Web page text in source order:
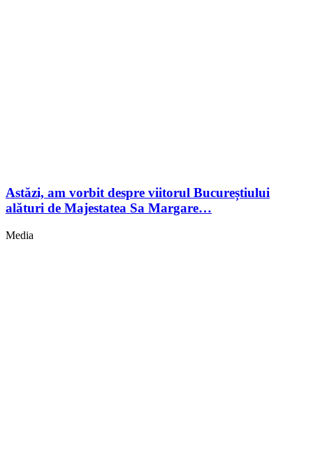
Astăzi, am vorbit despre viitorul Bucureștiului
alături de Majestatea Sa Margare…
Media